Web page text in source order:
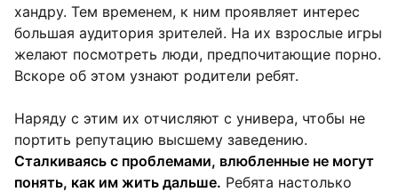
хандру. Тем временем, к ним проявляет интерес
большая аудитория зрителей. На их взрослые игры
желают посмотреть люди, предпочитающие порно.
Вскоре об этом узнают родители ребят.
Наряду с этим их отчисляют с универа, чтобы не
портить репутацию высшему заведению.
Сталкиваясь с проблемами, влюбленные не могут
понять, как им жить дальше. Ребята настолько